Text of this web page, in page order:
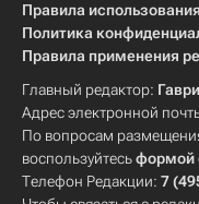
Правила
Политика
Правила применения
Главный редактор:
Адрес электронной
По вопросам
воспользуйтесьформой
Телефон Редакции: 7